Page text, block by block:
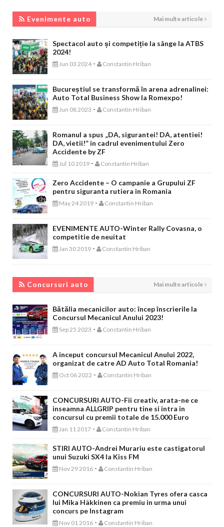
Evenimente auto Mai multe articole
Spectacol auto și competiție la sânge la ATBS
2024!
Jun 03 2024 - Constantin Hriban
Bucureștiul se transformă în arena adrenalinei:
Auto Total Business Show la Romexpo!
Jun 08 2023 - Constantin Hriban
Romanul a spus „DA, sigurantei! DA, atentiei!
DA, vietii!” in cadrul evenimentului Zero
Accidente by ZF
Jul 10 2019 - Constantin Hriban
Zero Accidente – O campanie a Grupului ZF
pentru siguranta rutiera in Romania
May 24 2019 - Constantin Hriban
EVENIMENTE AUTO-Winter Rally Covasna, o
competitie de neuitat
Jan 30 2019 - Constantin Hriban
Concursuri auto Mai multe articole
Bătălia mecanicilor auto: încep înscrierile la
Concursul Mecanicul Anului 2023!
Sep 25 2023 - Constantin Hriban
A inceput concursul Mecanicul Anului 2022,
organizat de catre AD Auto Total Romania!
Oct 06 2022 - Constantin Hriban
CONCURSURI AUTO-Fii creativ, arata-ne ce
inseamna ALLGRIP pentru tine si intra in
concursul cu premii totale de 15.000 Euro
Jan 11 2017 - Constantin Hriban
STIRI AUTO-Andrei Murariu este castigatorul
unui Suzuki SX4 la Kiss FM
Nov 29 2016 - Constantin Hriban
CONCURSURI AUTO-Nokian Tyres ofera casca
lui Mika Häkkinen ca premiu in urma unui
concurs pe Instagram
Nov 01 2016 - Constantin Hriban